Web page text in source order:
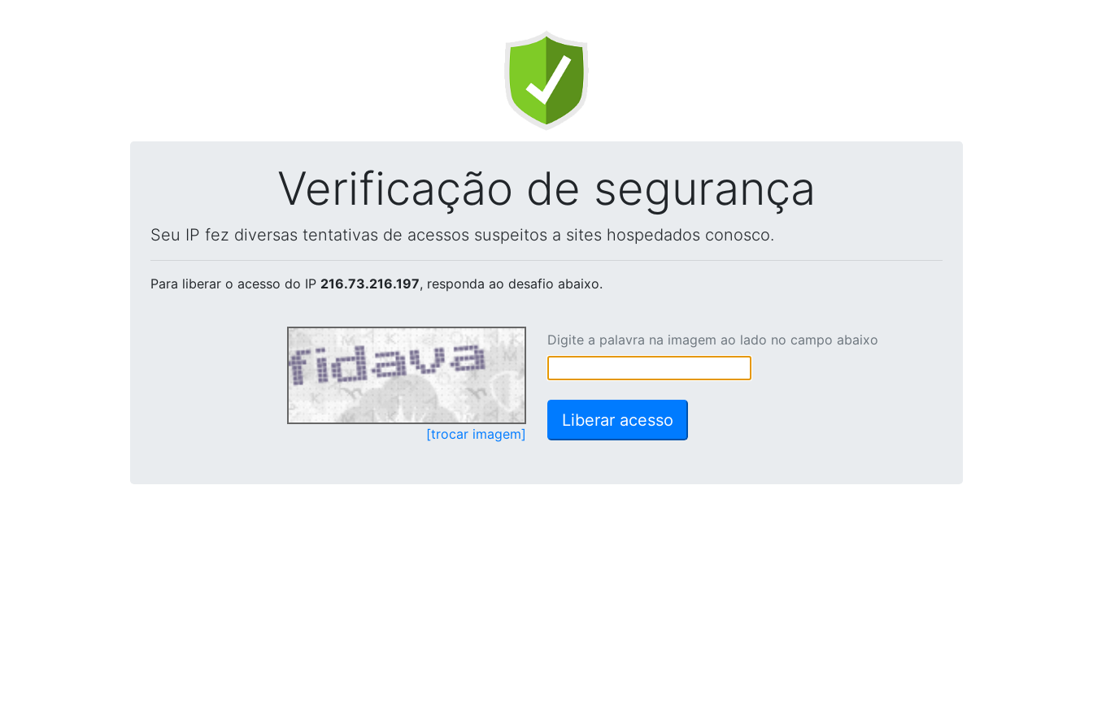
Verificação de segurança
Seu IP fez diversas tentativas de acessos suspeitos a sites hospedados conosco.
Para liberar o acesso do IP 216.73.216.197, responda ao desafio abaixo.
[trocar imagem]
Digite a palavra na imagem ao lado no campo abaixo